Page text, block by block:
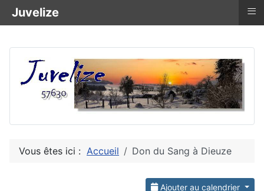
Vous êtes ici : Accueil Don du Sang à Dieuze
Ajouter au calendrier
Juvelize ≡